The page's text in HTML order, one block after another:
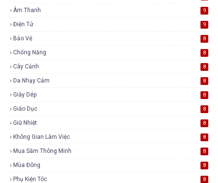
Âm Thanh 9
Điện Tử 9
Bảo Vệ 8
Chống Nắng 8
Cây Cảnh 8
Da Nhạy Cảm 8
Giày Dép 8
Giáo Dục 8
Giữ Nhiệt 8
Không Gian Làm Việc 8
Mua Sắm Thông Minh 8
Mùa Đông 8
Phụ Kiện Tóc 8